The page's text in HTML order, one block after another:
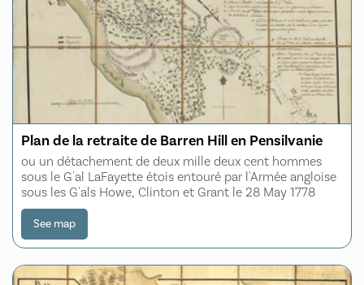
Plan de la retraite de Barren Hill en Pensilvanie
ou un détachement de deux mille deux cent hommes
sous le G'al LaFayette étois entouré par l'Armée angloise
sous les G'als Howe, Clinton et Grant le 28 May 1778
See map